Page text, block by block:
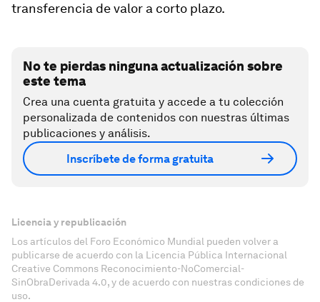
transferencia de valor a corto plazo.
No te pierdas ninguna actualización sobre
este tema
Crea una cuenta gratuita y accede a tu colección
personalizada de contenidos con nuestras últimas
publicaciones y análisis.
Inscríbete de forma gratuita
Licencia y republicación
Los artículos del Foro Económico Mundial pueden volver a
publicarse de acuerdo con la Licencia Pública Internacional
Creative Commons Reconocimiento-NoComercial-
SinObraDerivada 4.0, y de acuerdo con nuestras condiciones de
uso.